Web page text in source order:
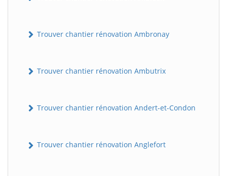
Trouver chantier rénovation Ambronay
Trouver chantier rénovation Ambutrix
Trouver chantier rénovation Andert-et-Condon
Trouver chantier rénovation Anglefort